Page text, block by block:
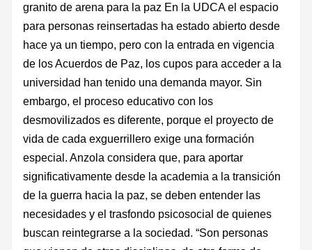
granito de arena para la paz En la UDCA el espacio
para personas reinsertadas ha estado abierto desde
hace ya un tiempo, pero con la entrada en vigencia
de los Acuerdos de Paz, los cupos para acceder a la
universidad han tenido una demanda mayor. Sin
embargo, el proceso educativo con los
desmovilizados es diferente, porque el proyecto de
vida de cada exguerrillero exige una formación
especial. Anzola considera que, para aportar
significativamente desde la academia a la transición
de la guerra hacia la paz, se deben entender las
necesidades y el trasfondo psicosocial de quienes
buscan reintegrarse a la sociedad. “Son personas